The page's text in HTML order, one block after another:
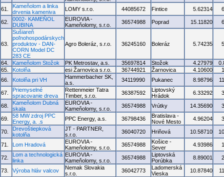
61.
Kameňolom a linka
drvenia kameniva
LOMY s.r.o. 44085672 Fintice 5.62314
62.
0002- KAMEŇOL
DUBINA
EUROVIA -
Kameňolomy, s.r.o.
36574988 Poprad 15.11820
63.
Sušiareň
poľnohospodárskych
produktov - DAN-
CORN Model DC
283 CE
Agro Boleráz, s.r.o. 36245160 Boleráz 5.74235
64. Kameňolom Stožok PK Metrostav, a.s. 35697814 Stožok 4.27979
65.
Kotolňa esi Žarnovica s.r.o. 36744921 Žarnovica 4.10600
66.
Kotolňa pri VH
Hammerbacher SK,
a.s.
34119990 Pukanec 8.98796
67.
Priemyselné
spracovanie dreva
Rettenmeier Tatra
Timber, s.r.o.
36387592
Liptovský
Hrádok
6.33292
68.
Kameňolom Dubná
skala
EUROVIA -
Kameňolomy, s.r.o.
36574988 Vrútky 14.35690
69.
58 MW zdroj PPC
Energy, a. .s
PPC Energy, a.s. 36798436
Bratislava -
Nové Mesto
4.96204
70.
Drevoštiepková
kotolňa
JT - PARTNER,
s.r.o.
36040720 Hriňová 10.58710
71. Lom Hradová
EUROVIA -
Kameňolomy, s.r.o.
36574988
Košice -
Sever
4.93986
72.
Lom a technologická
linka
EUROVIA -
Kameňolomy, s.r.o.
36574988
Liptovská
Porúbka
8.89001
73. Výroba hláv valcov
Nemak Slovakia
s.r.o.
36042773
Ladomerská
Vieska
10.87840